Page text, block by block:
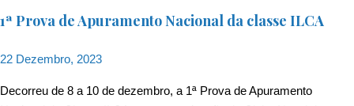
1ª Prova de Apuramento Nacional da classe ILCA
22 Dezembro, 2023
Decorreu de 8 a 10 de dezembro, a 1ª Prova de Apuramento